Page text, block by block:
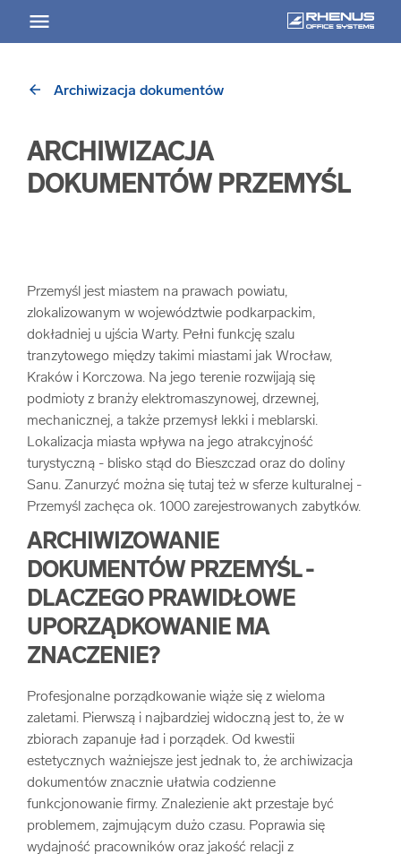
USŁUGI
Archiwizowanie dokumentów
Przechowywanie dokumentacji
Usługi digitalizacjyjne
Osuszanie dokumentów arrow_forward
Pozostałe usługi
arrow_back Archiwizacja dokumentów
ARCHIWIZACJA
DOKUMENTÓW PRZEMYŚL
Przemyśl jest miastem na prawach powiatu,
zlokalizowanym w województwie podkarpackim,
dokładniej u ujścia Warty. Pełni funkcję szalu
tranzytowego między takimi miastami jak Wrocław,
Kraków i Korczowa. Na jego terenie rozwijają się
podmioty z branży elektromaszynowej, drzewnej,
mechanicznej, a także przemysł lekki i meblarski.
Lokalizacja miasta wpływa na jego atrakcyjność
turystyczną - blisko stąd do Bieszczad oraz do doliny
Sanu. Zanurzyć można się tutaj też w sferze kulturalnej -
Przemyśl zachęca ok. 1000 zarejestrowanych zabytków.
ARCHIWIZOWANIE
DOKUMENTÓW PRZEMYŚL -
DLACZEGO PRAWIDŁOWE
UPORZĄDKOWANIE MA
ZNACZENIE?
Profesjonalne porządkowanie wiąże się z wieloma
zaletami. Pierwszą i najbardziej widoczną jest to, że w
zbiorach zapanuje ład i porządek. Od kwestii
estetycznych ważniejsze jest jednak to, że archiwizacja
dokumentów znacznie ułatwia codzienne
funkcjonowanie firmy. Znalezienie akt przestaje być
problemem, zajmującym dużo czasu. Poprawia się
wydajność pracowników oraz jakość relacji z